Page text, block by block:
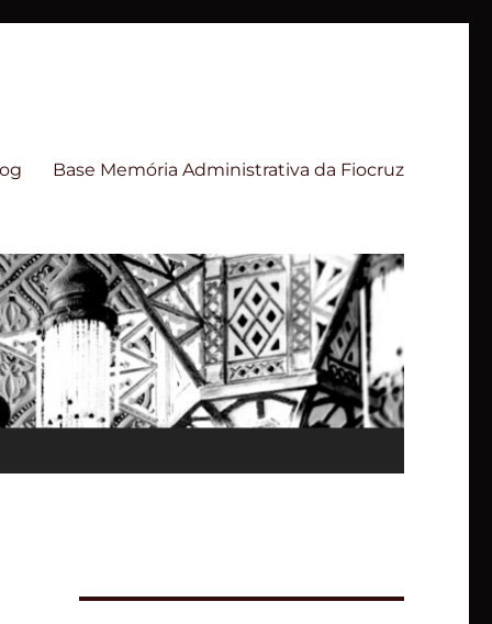
Base Memória Administrativa da Fiocruz